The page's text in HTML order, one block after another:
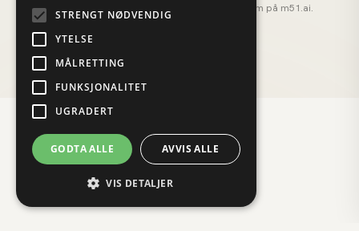
M51 AI (tidligere AI OS) — vårt AI-operativsystem på m51.ai.
STRENGT NØDVENDIG
YTELSE
MÅLRETTING
FUNKSJONALITET
UGRADERT
GODTA ALLE AVVIS ALLE
VIS DETALJER